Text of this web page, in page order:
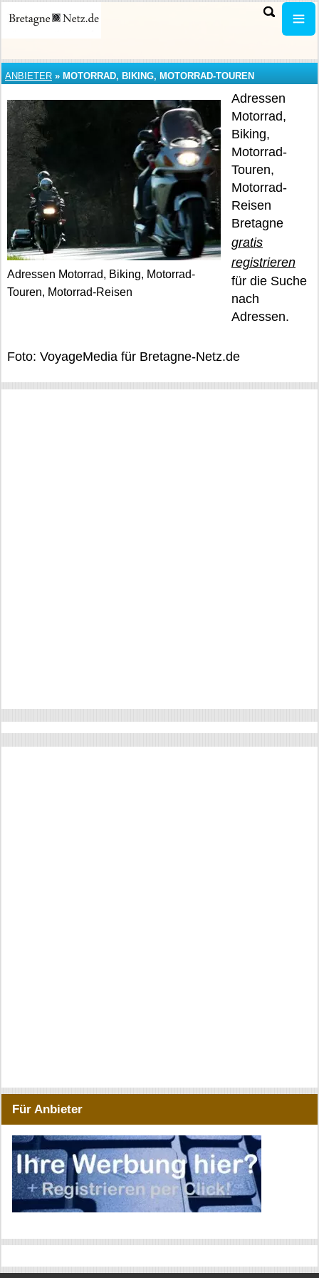
ANBIETER » MOTORRAD, BIKING, MOTORRAD-TOUREN
Adressen Motorrad, Biking, Motorrad-
Touren, Motorrad-Reisen
Adressen
Motorrad,
Biking,
Motorrad-
Touren,
Motorrad-
Reisen
Bretagne
gratis
registrieren
für die Suche
nach
Adressen.
Foto: VoyageMedia für Bretagne-Netz.de
Für Anbieter